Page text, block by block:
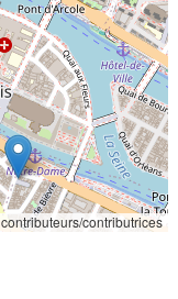
contributeurs/contributrices